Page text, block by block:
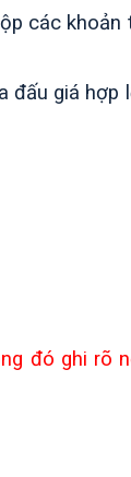
các khoản
đấu giá hợp
đó ghi rõ